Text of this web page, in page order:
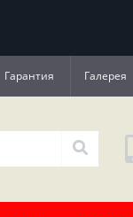
Гарантия Галерея